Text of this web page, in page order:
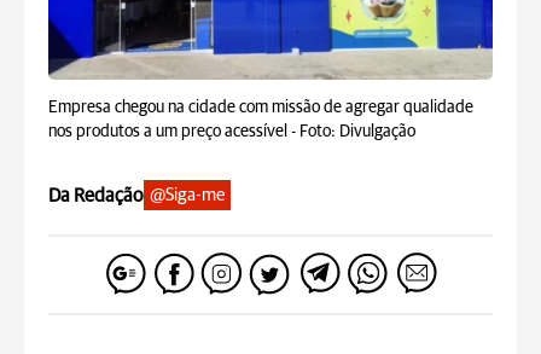
Empresa chegou na cidade com missão de agregar qualidade
nos produtos a um preço acessível - Foto: Divulgação
Da Redação @Siga-me